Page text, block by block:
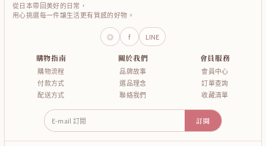
從日本帶回美好的日常，
用心挑選每一件讓生活更有質感的好物。
◎ f LINE
購物指南
購物流程
付款方式
配送方式
關於我們
品牌故事
選品理念
聯絡我們
會員服務
會員中心
訂單查詢
收藏清單
E-mail 訂閱 訂閱